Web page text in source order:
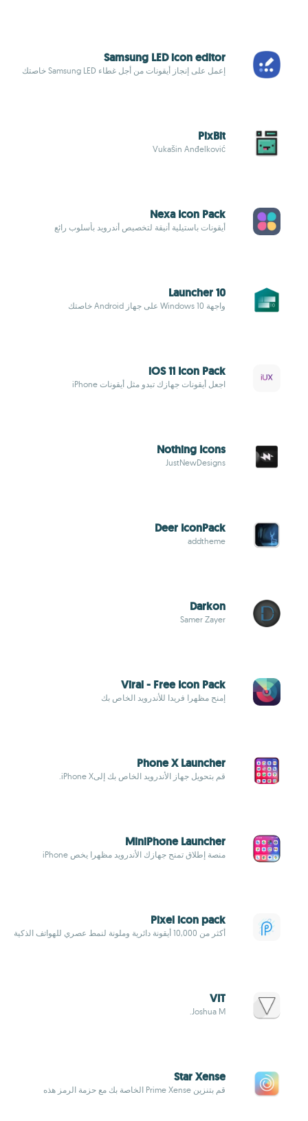
Samsung LED icon editor
إعمل على إنجاز أيقونات من أجل غطاء Samsung LED خاصتك
PixBit
Vukašin Anđelković
Nexa Icon Pack
أيقونات باستيلية أنيقة لتخصيص أندرويد بأسلوب رائع
Launcher 10
واجهة Windows 10 على جهاز Android خاصتك
iOS 11 Icon Pack
اجعل أيقونات جهازك تبدو مثل أيقونات iPhone
Nothing Icons
JustNewDesigns
Deer IconPack
addtheme
Darkon
Samer Zayer
Viral - Free Icon Pack
إمنح مظهرا فريدا للأندرويد الخاص بك
Phone X Launcher
قم بتحويل جهاز الأندرويد الخاص بك إلىiPhone X.
MiniPhone Launcher
منصة إطلاق تمنح جهازك الأندرويد مظهرا يخص iPhone
Pixel icon pack
أكثر من 10,000 أيقونة دائرية وملونة لنمط عصري للهواتف الذكية
VIT
Joshua M.
Star Xense
قم بتنزين Prime Xense الخاصة بك مع حزمة الرمز هذه